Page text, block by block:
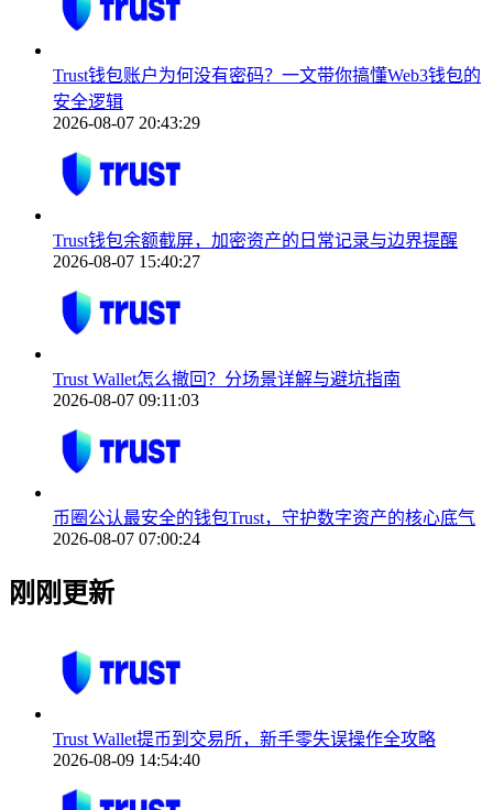
Trust钱包账户为何没有密码？一文带你搞懂Web3钱包的
安全逻辑
2026-08-07 20:43:29
Trust钱包余额截屏，加密资产的日常记录与边界提醒
2026-08-07 15:40:27
Trust Wallet怎么撤回？分场景详解与避坑指南
2026-08-07 09:11:03
币圈公认最安全的钱包Trust，守护数字资产的核心底气
2026-08-07 07:00:24
刚刚更新
Trust Wallet提币到交易所，新手零失误操作全攻略
2026-08-09 14:54:40